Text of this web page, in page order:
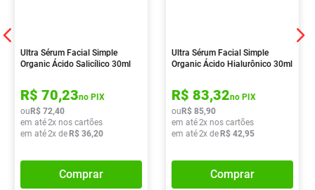
Ultra Sérum Facial Simple
Organic Ácido Salicílico 30ml
R$ 70,23no PIX
ou R$ 72,40
em até2x nos cartões
em até2x de R$ 36,20
Comprar
Ultra Sérum Facial Simple
Organic Ácido Hialurônico 30ml
R$ 83,32no PIX
ou R$ 85,90
em até2x nos cartões
em até2x de R$ 42,95
Comprar